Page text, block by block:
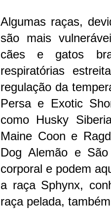
Algumas raças,
são mais
cães e gatos
respiratórias
regulação da
Persa e Exotic
como Husky
Maine Coon e
Dog Alemão e
corporal e podem
a raça Sphynx,
raça pelada,